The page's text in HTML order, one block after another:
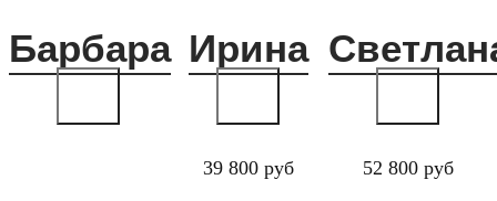
Барбара
39 800 руб
Ирина
52 800 руб